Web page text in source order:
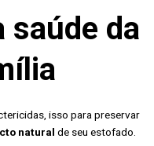
saúde da
isso para preservar
natural de seu estofado.